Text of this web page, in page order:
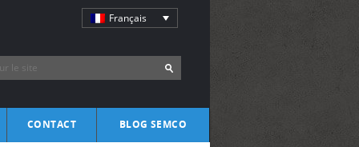
Français
CONTACT BLOG SEMCO